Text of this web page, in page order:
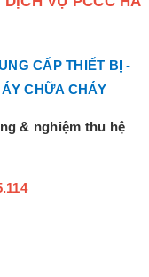
CẤP THIẾT BỊ -
CHỮA CHÁY
& nghiệm thu hệ